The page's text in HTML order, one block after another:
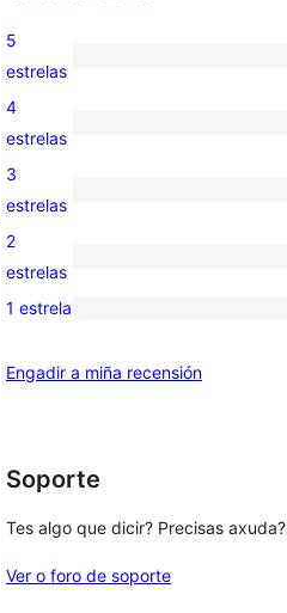
1
valoración
de
5
estrelas
0
valoracións
de
4
estrelas
0
valoracións
de
3
estrelas
0
valoracións
2
2
estrelas
0
de
1 estrela
Engadir a miña recensión
Soporte
Tes algo que dicir? Precisas axuda?
Ver o foro de soporte